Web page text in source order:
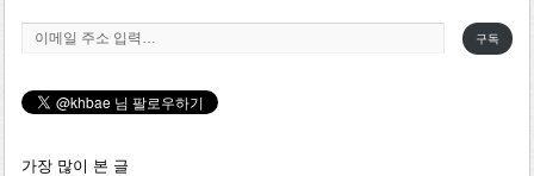
이메일 주소 입력…
구독
가장 많이 본 글